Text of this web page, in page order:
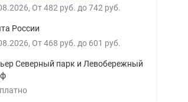
От 482 руб. до 742 руб.
России
От 468 руб. до 601 руб.
Северный парк и Левобережный